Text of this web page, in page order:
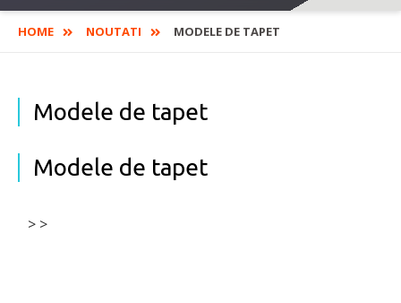
HOME NOUTATI MODELE DE TAPET
Modele de tapet
Modele de tapet
> >